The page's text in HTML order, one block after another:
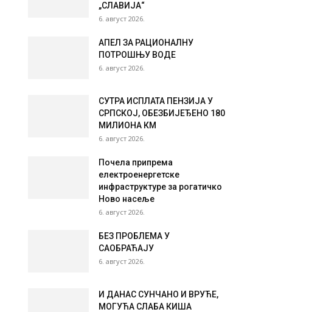
„СЛАВИЈА“
6. август 2026.
АПЕЛ ЗА РАЦИОНАЛНУ
ПОТРОШЊУ ВОДЕ
6. август 2026.
СУТРА ИСПЛАТА ПЕНЗИЈА У
СРПСКОЈ, ОБЕЗБИЈЕЂЕНО 180
МИЛИОНА КМ
6. август 2026.
Почела припрема
електроенергетске
инфраструктуре за рогатичко
Ново насеље
6. август 2026.
БЕЗ ПРОБЛЕМА У
САОБРАЋАЈУ
6. август 2026.
И ДАНАС СУНЧАНО И ВРУЋЕ,
МОГУЋА СЛАБА КИША